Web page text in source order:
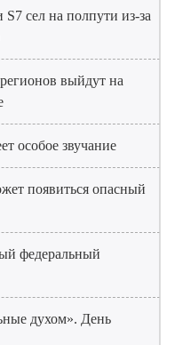
сел на полпути из-за
выйдут на
особое звучание
появиться опасный
федеральный
духом». День